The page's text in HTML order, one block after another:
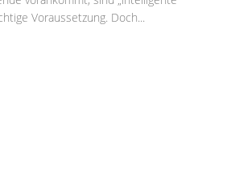
Voraussetzung. Doch...